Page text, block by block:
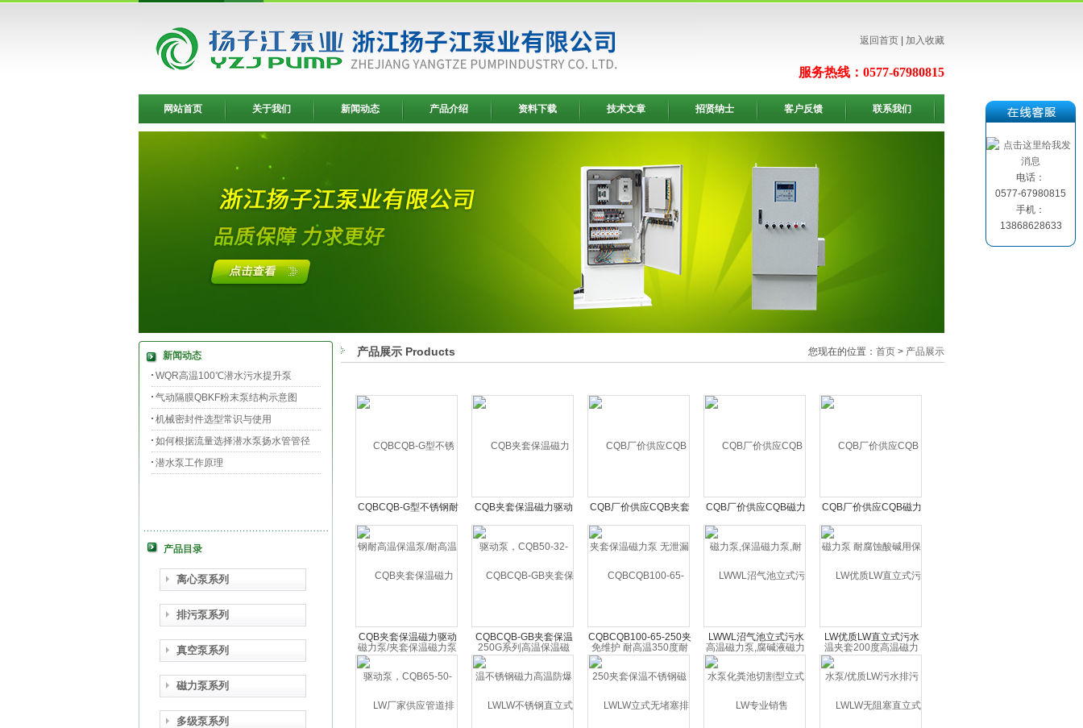
返回首页 加入收藏
服务热线：0577-67980815
网站首页 关于我们 新闻动态 产品介绍 资料下载 技术文章 招贤纳士 客户反馈 联系我们
新闻动态
WQR高温100℃潜水污水提升泵
气动隔膜QBKF粉末泵结构示意图
机械密封件选型常识与使用
如何根据流量选择潜水泵扬水管管径
潜水泵工作原理
产品目录
离心泵系列
排污泵系列
真空泵系列
磁力泵系列
多级泵系列
产品展示 Products 您现在的位置： 首页 > 产品展示
CQBCQB-G型不锈钢耐
高温保温泵/耐高温磁力
泵/夹套保温磁力泵
CQB夹套保温磁力驱动
泵，CQB50-32-250G系
列高温保温磁力驱动泵
CQB厂价供应CQB夹套
保温磁力泵 无泄漏 免维
护 耐高温350度耐酸碱
CQB厂价供应CQB磁力
泵,保温磁力泵,耐高温磁
力泵,腐碱液磁力化工泵
CQB厂价供应CQB磁力
泵 耐腐蚀酸碱用保温夹
套200度高温磁力泵
CQB夹套保温磁力驱动
泵，CQB65-50-160G系
列高温保温磁力驱动泵
CQBCQB-GB夹套保温
不锈钢磁力高温防爆 耐
酸碱腐蚀化工泵
CQBCQB100-65-250夹
套保温不锈钢磁力泵 耐
酸碱腐蚀化工泵
LWWL沼气池立式污水
泵化粪池切割型立式排
污泵
LW优质LW直立式污水
泵/优质LW污水排污泵/
立式排污泵
电话：
0577-67980815
手机：
13868628633